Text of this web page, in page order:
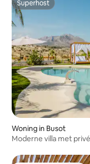
Superhost
Superhost
Woning in Busot
Moderne villa met